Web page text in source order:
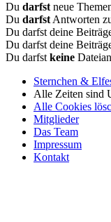
Du darfstneue
Du darfstAntworten
Du darfst deine
Du darfst deine
Du darfstkeine
Sternchen &
Alle Zeiten sind
Alle Cookies
Mitglieder
Das Team
Impressum
Kontakt